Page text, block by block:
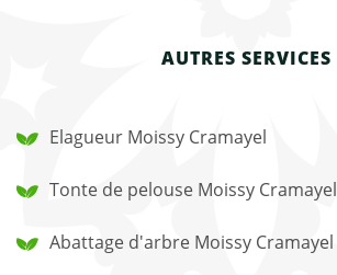
AUTRES SERVICES
Elagueur Moissy Cramayel
Tonte de pelouse Moissy Cramayel
Abattage d'arbre Moissy Cramayel